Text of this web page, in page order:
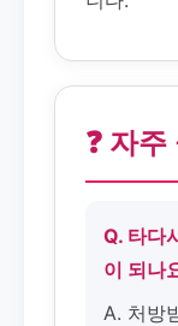
❓ 자
Q. 타다
이 되나
A. 처방